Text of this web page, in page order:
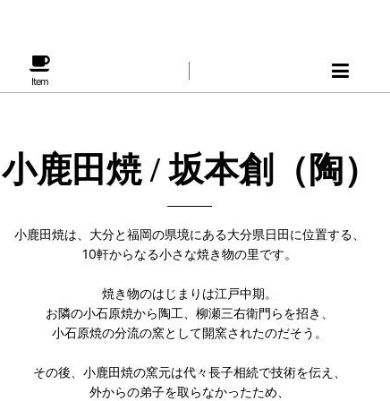
Item
小鹿田焼 / 坂本創（陶）
小鹿田焼は、大分と福岡の県境にある大分県日田に位置する、
10軒からなる小さな焼き物の里です。
焼き物のはじまりは江戸中期。
お隣の小石原焼から陶工、柳瀬三右衛門らを招き、
小石原焼の分流の窯として開窯されたのだそう。
その後、小鹿田焼の窯元は代々長子相続で技術を伝え、
外からの弟子を取らなかったため、